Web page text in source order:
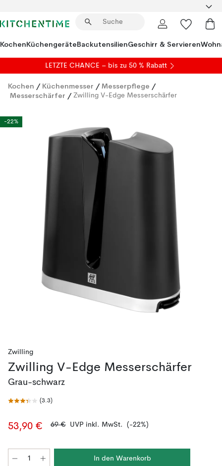
KochenKüchengeräteBackutensilienGeschirr & Servieren
LETZTE CHANCE – bis zu 50 % Rabatt
Kochen / Küchenmesser / Messerpflege /
Messerschärfer / Zwilling V-Edge Messerschärfer
-22%
Zwilling
Zwilling V-Edge Messerschärfer
Grau-schwarz
(3.3)
53,90 € 69 € UVP inkl. MwSt. (-22%)
In den Warenkorb